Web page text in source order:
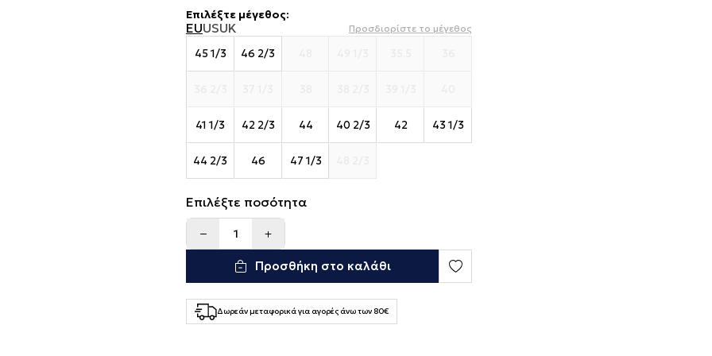
Επιλέξτε μέγεθος:
EUUSUK Προσδιορίστε το μέγεθος
45 1/3 46 2/3
41 1/3 42 2/3 44 40 2/3 42 43 1/3
44 2/3 46 47 1/3
Επιλέξτε ποσότητα
Προσθήκη στο καλάθι
Δωρεάν μεταφορικά για αγορές άνω των 80€